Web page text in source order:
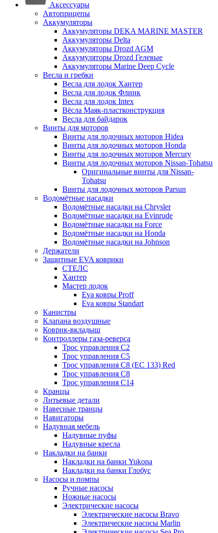
Аксессуары
Автоприцепы
Аккумуляторы
Аккумуляторы DEKA MARINE MASTER
Аккумуляторы Delta
Аккумуляторы Drozd AGM
Аккумуляторы Drozd Гелевые
Аккумуляторы Marine Deep Cycle
Весла и гребки
Весла для лодок Хантер
Весла для лодок Флинк
Весла для лодок Intex
Вёсла Маяк-пластконструкция
Весла для байдарок
Винты для моторов
Винты для лодочных моторов Hidea
Винты для лодочных моторов Honda
Винты для лодочных моторов Mercury
Винты для лодочных моторов Nissan-Tohatsu
Оригинальные винты для Nissan-
Tohatsu
Винты для лодочных моторов Parsun
Водомётные насадки
Водомётные насадки на Chrysler
Водомётные насадки на Evinrude
Водомётные насадки на Force
Водомётные насадки на Honda
Водомётные насадки на Johnson
Держатели
Защитные EVA коврики
СТЕЛС
Хантер
Мастер лодок
Eva ковры Proff
Eva ковры Standart
Канистры
Клапана воздушные
Коврик-вкладыш
Контроллеры газа-реверса
Трос управления C2
Трос управления C5
Трос управления C8 (ЕС 133) Red
Трос управления C8
Трос управления C14
Кранцы
Литьевые детали
Навесные транцы
Навигаторы
Надувная мебель
Надувные пуфы
Надувные кресла
Накладки на банки
Накладки на банки Yukona
Накладки на банки Глобус
Насосы и помпы
Ручные насосы
Ножные насосы
Электрические насосы
Электрические насосы Bravo
Электрические насосы Marlin